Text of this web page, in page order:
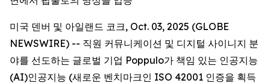
미국 덴버 및 아일랜드 코크, Oct. 03, 2025 (GLOBE
NEWSWIRE) -- 직원 커뮤니케이션 및 디지털 사이니지 분
야를 선도하는 글로벌 기업 Poppulo가 책임 있는 인공지능
(AI)인공지능 (새로운 벤치마크인 ISO 42001 인증을 획득